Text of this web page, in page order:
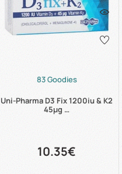
83 Goodies
Uni-Pharma D3 Fix 1200iu & K2
45μg …
10.35€